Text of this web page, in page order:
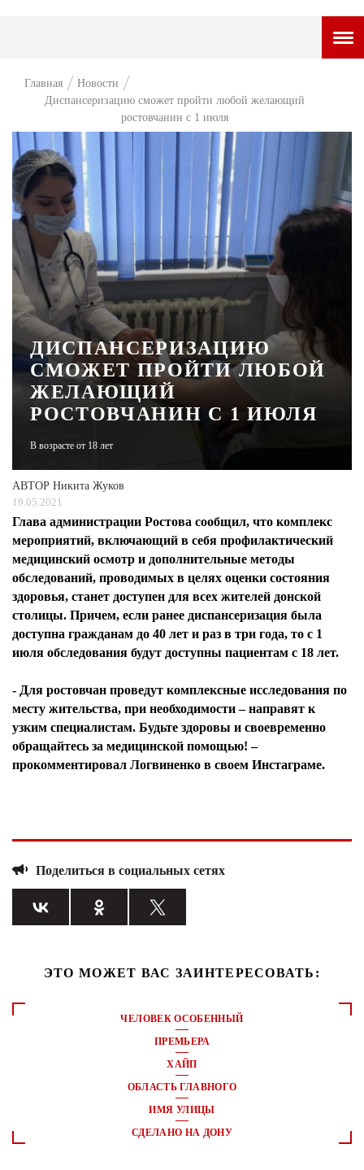
НОВОСТИ
ВОПРОС НЕДЕЛИ
ПРЕМЬЕРА
ТАМ И ТУТ
СТИЛЬ ЖИЗНИ
ХАЙП
ЧЕЛОВЕК ОСОБЕННЫЙ
АФИША
Главная
Новости
Диспансеризацию сможет пройти любой желающий
ростовчанин с 1 июля
ДИСПАНСЕРИЗАЦИЮ
СМОЖЕТ ПРОЙТИ ЛЮБОЙ
ЖЕЛАЮЩИЙ
РОСТОВЧАНИН С 1 ИЮЛЯ
В возрасте от 18 лет
АВТОР Никита Жуков
19.05.2021
Глава администрации Ростова сообщил, что комплекс
мероприятий, включающий в себя профилактический
медицинский осмотр и дополнительные методы
обследований, проводимых в целях оценки состояния
здоровья, станет доступен для всех жителей донской
столицы. Причем, если ранее диспансеризация была
доступна гражданам до 40 лет и раз в три года, то с 1
июля обследования будут доступны пациентам с 18 лет.
- Для ростовчан проведут комплексные исследования по
месту жительства, при необходимости – направят к
узким специалистам. Будьте здоровы и своевременно
обращайтесь за медицинской помощью! –
прокомментировал Логвиненко в своем Инстаграме.
Поделиться в социальных сетях
ЭТО МОЖЕТ ВАС ЗАИНТЕРЕСОВАТЬ:
ЧЕЛОВЕК ОСОБЕННЫЙ
ПРЕМЬЕРА
ХАЙП
ОБЛАСТЬ ГЛАВНОГО
ИМЯ УЛИЦЫ
СДЕЛАНО НА ДОНУ